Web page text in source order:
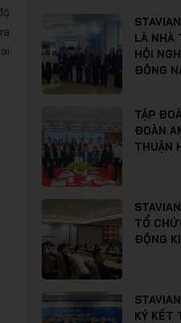
LÀ NHÀ
HỘI
ĐÔNG
TẬP
ĐOÀN
THUẬN
TỔ
ĐỘNG
KÝ KẾT